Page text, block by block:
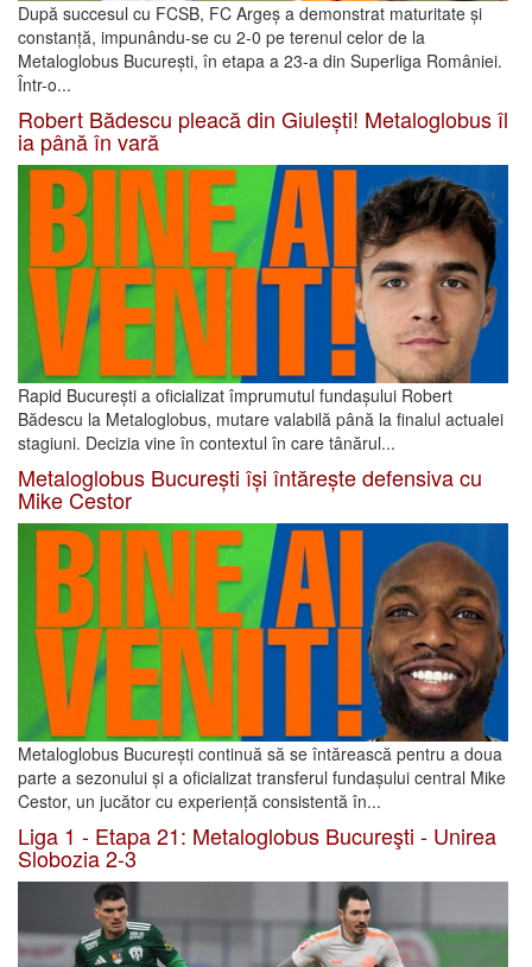
După succesul cu FCSB, FC Argeș a demonstrat maturitate și
constanță, impunându-se cu 2-0 pe terenul celor de la
Metaloglobus București, în etapa a 23-a din Superliga României.
Într-o...
Robert Bădescu pleacă din Giulești! Metaloglobus îl
ia până în vară
Rapid București a oficializat împrumutul fundașului Robert
Bădescu la Metaloglobus, mutare valabilă până la finalul actualei
stagiuni. Decizia vine în contextul în care tânărul...
Metaloglobus București își întărește defensiva cu
Mike Cestor
Metaloglobus București continuă să se întărească pentru a doua
parte a sezonului și a oficializat transferul fundașului central Mike
Cestor, un jucător cu experiență consistentă în...
Liga 1 - Etapa 21: Metaloglobus Bucureşti - Unirea
Slobozia 2-3